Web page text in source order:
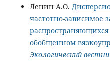
Ленин А.О.
частотно-зависимое
обобщенном
Экологический